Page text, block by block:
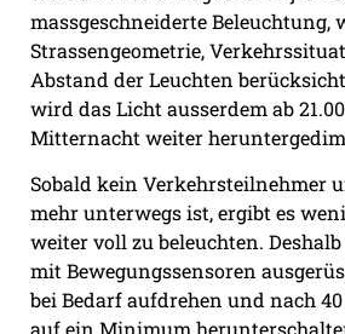
massgeschneiderte Beleuchtung,
Strassengeometrie,
Abstand der Leuchten
wird das Licht ausserdem ab
Mitternacht weiter
Sobald kein Verkehrsteilnehmer
mehr unterwegs ist, ergibt es
weiter voll zu beleuchten.
mit Bewegungssensoren
bei Bedarf aufdrehen und nach
auf ein Minimum